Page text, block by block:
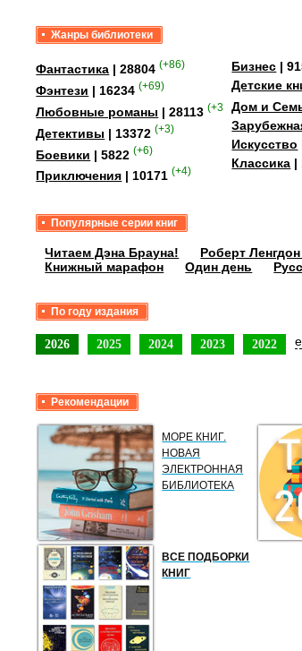
Жанры библиотеки
Фантастика | 28804 (+86)
Фэнтези | 16234 (+69)
Любовные романы | 28113 (+358)
Детективы | 13372 (+3)
Боевики | 5822 (+6)
Приключения | 10171 (+4)
Бизнес |
Детские
Дом и
Искусство
Классика |
Популярные серии книг
Читаем Дэна Брауна! Роберт
Книжный марафон
Один день
По году издания
2026 2025 2024 2023 2022
Рекомендации
МОРЕ КНИГ.
НОВАЯ
ЭЛЕКТРОННАЯ
БИБЛИОТЕКА
ВСЕ ПОДБОРКИ
КНИГ